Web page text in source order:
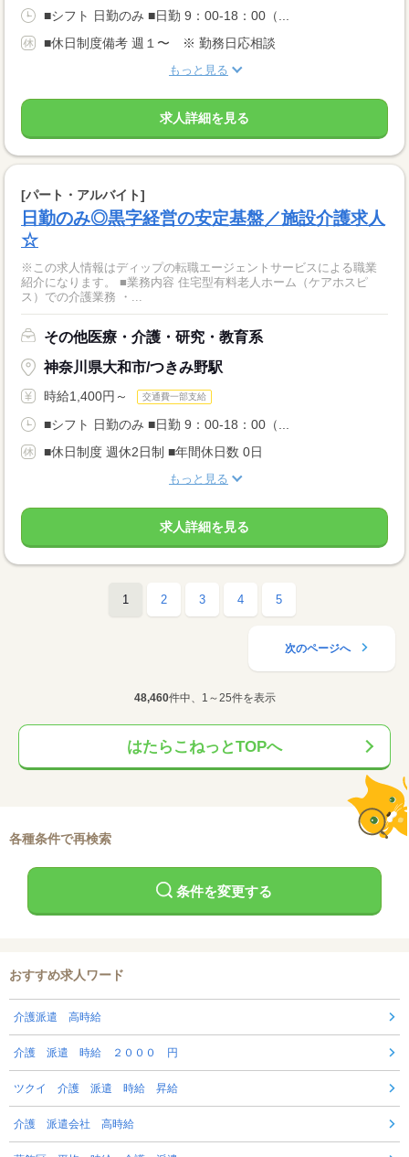
■シフト 日勤のみ ■日勤 9：00-18：00（...
■休日制度備考 週１〜 ※ 勤務日応相談
もっと見る
求人詳細を見る
[パート・アルバイト]
日勤のみ◎黒字経営の安定基盤／施設介護求人
☆
※この求人情報はディップの転職エージェントサービスによる職業
紹介になります。 ■業務内容 住宅型有料老人ホーム（ケアホスピ
ス）での介護業務 ・...
その他医療・介護・研究・教育系
神奈川県大和市/つきみ野駅
時給1,400円～ 交通費一部支給
■シフト 日勤のみ ■日勤 9：00-18：00（...
■休日制度 週休2日制 ■年間休日数 0日
もっと見る
求人詳細を見る
1 2 3 4 5
次のページへ
48,460件中、1～25件を表示
はたらこねっとTOPへ
各種条件で再検索
条件を変更する
おすすめ求人ワード
介護派遣 高時給
介護 派遣 時給 ２０００ 円
ツクイ 介護 派遣 時給 昇給
介護 派遣会社 高時給